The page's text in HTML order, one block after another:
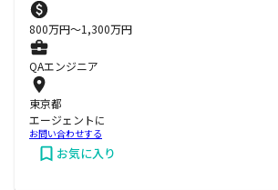
800万円〜1,300万円
QAエンジニア
東京都
エージェントに
お問い合わせする
お気に入り